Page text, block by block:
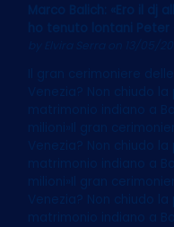
Marco Balich: «Ero il dj
ho tenuto lontani Peter
on 13/05/
Il gran cerimoniere
Venezia? Non chiudo la
matrimonio indiano a
milioni»Il gran
Venezia? Non chiudo la
matrimonio indiano a
milioni»Il gran
Venezia? Non chiudo la
matrimonio indiano a